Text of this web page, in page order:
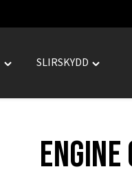
Toggle
SLIRSKYDD
Toggle